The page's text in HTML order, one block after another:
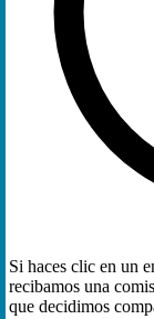
Si haces clic en un
recibamos una
que decidimos